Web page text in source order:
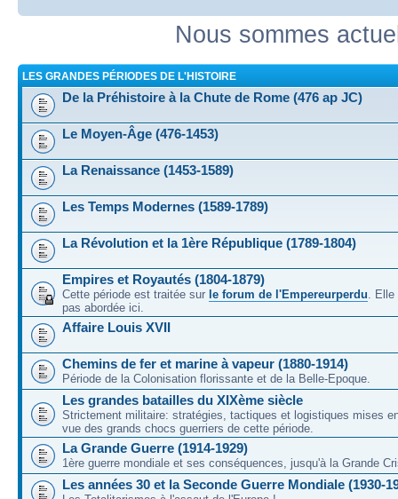
Nous sommes
LES GRANDES PÉRIODES DE L'HISTOIRE
De la Préhistoire à la Chute de Rome (476 ap JC)
Le Moyen-Âge (476-1453)
La Renaissance (1453-1589)
Les Temps Modernes (1589-1789)
La Révolution et la 1ère République (1789-1804)
Empires et Royautés (1804-1879)
Cette période est traitée sur le forum de l'Empereurperdu. Elle
pas abordée ici.
Affaire Louis XVII
Chemins de fer et marine à vapeur (1880-1914)
Période de la Colonisation florissante et de la Belle-Epoque.
Les grandes batailles du XIXème siècle
Strictement militaire: stratégies, tactiques et logistiques mises
vue des grands chocs guerriers de cette période.
La Grande Guerre (1914-1929)
1ère guerre mondiale et ses conséquences, jusqu'à la Grande
Les années 30 et la Seconde Guerre Mondiale (1930-